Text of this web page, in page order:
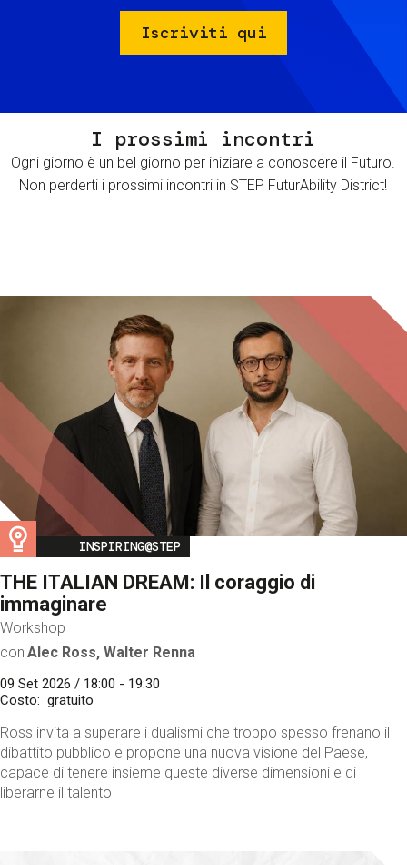
Iscriviti qui
I prossimi incontri
Ogni giorno è un bel giorno per iniziare a conoscere il Futuro.
Non perderti i prossimi incontri in STEP FuturAbility District!
Image
INSPIRING@STEP
THE ITALIAN DREAM: Il coraggio di
immaginare
Workshop
con Alec Ross, Walter Renna
09 Set 2026 / 18:00 - 19:30
Costo
gratuito
Ross invita a superare i dualismi che troppo spesso frenano il
dibattito pubblico e propone una nuova visione del Paese,
capace di tenere insieme queste diverse dimensioni e di
liberarne il talento